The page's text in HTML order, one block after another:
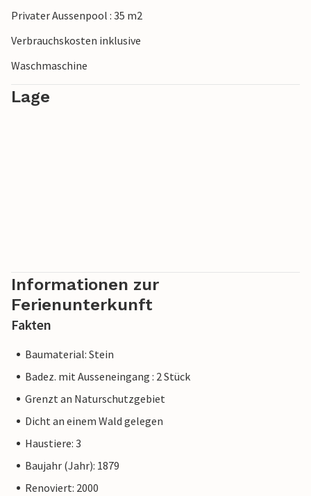
Privater Aussenpool : 35 m2
Verbrauchskosten inklusive
Waschmaschine
Lage
Informationen zur
Ferienunterkunft
Fakten
Baumaterial: Stein
Badez. mit Ausseneingang : 2 Stück
Grenzt an Naturschutzgebiet
Dicht an einem Wald gelegen
Haustiere: 3
Baujahr (Jahr): 1879
Renoviert: 2000